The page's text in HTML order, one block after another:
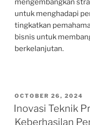
mengembangkan
untuk menghadapi
tingkatkan
bisnis untuk
berkelanjutan.
POSTED
ON
OCTOBER 26, 2024
Inovasi Teknik
Keberhasilan